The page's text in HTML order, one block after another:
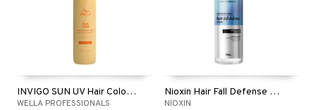
INVIGO SUN UV Hair Color Protection Spray
WELLA PROFESSIONALS
Nioxin Hair Fall Defense Serum
NIOXIN